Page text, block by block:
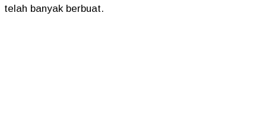
telah banyak berbuat.